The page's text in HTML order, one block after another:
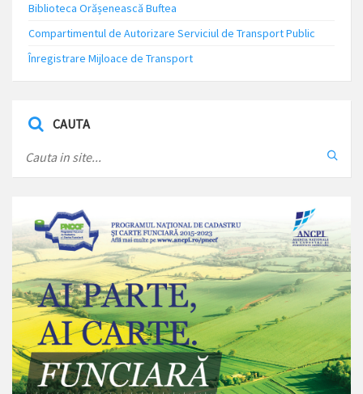
Biblioteca Orășenească Buftea
Compartimentul de Autorizare Serviciul de Transport Public
Înregistrare Mijloace de Transport
CAUTA